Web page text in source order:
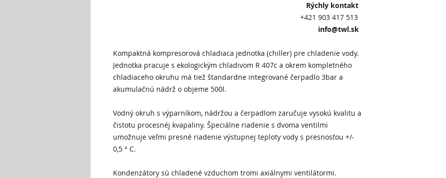
Rýchly kontakt
+421 903 417 513
info@twl.sk
Kompaktná kompresorová chladiaca jednotka (chiller) pre chladenie vody.
Jednotka pracuje s ekologickým chladivom R 407c a okrem kompletného
chladiaceho okruhu má tiež štandardne integrované čerpadlo 3bar a
akumulačnú nádrž o objeme 500l.
Vodný okruh s výparníkom, nádržou a čerpadlom zaručuje vysokú kvalitu a
čistotu procesnéj kvapaliny. Špeciálne riadenie s dvoma ventilmi
umožnuje veľmi presné riadenie výstupnej teploty vody s presnosťou +/-
0,5 ° C.
Kondenzátory sú chladené vzduchom tromi axiálnymi ventilátormi.